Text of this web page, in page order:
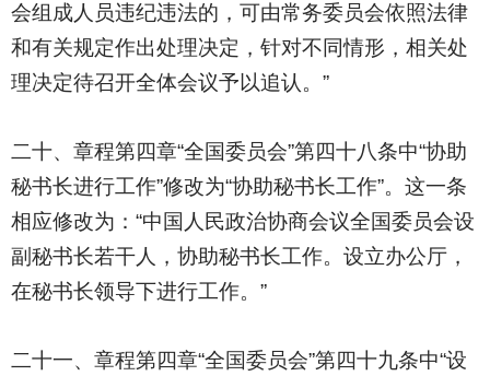
会组成人员违纪违法的，可由常务委员会依照法律
和有关规定作出处理决定，针对不同情形，相关处
理决定待召开全体会议予以追认。”
二十、章程第四章“全国委员会”第四十八条中“协助
秘书长进行工作”修改为“协助秘书长工作”。这一条
相应修改为：“中国人民政治协商会议全国委员会设
副秘书长若干人，协助秘书长工作。设立办公厅，
在秘书长领导下进行工作。”
二十一、章程第四章“全国委员会”第四十九条中“设